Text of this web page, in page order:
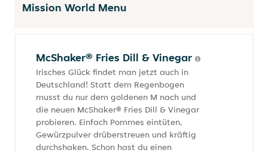
Mission World Menu
McShaker® Fries Dill & Vinegar
Irisches Glück findet man jetzt auch in
Deutschland! Statt dem Regenbogen
musst du nur dem goldenen M nach und
die neuen McShaker® Fries Dill & Vinegar
probieren. Einfach Pommes eintüten,
Gewürzpulver drüberstreuen und kräftig
durchshaken. Schon hast du einen